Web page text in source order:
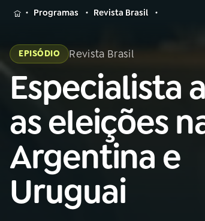
MENU
Buscar
na
Rádio
Nacional
AO VIVO
01 INÍCIO
02A RÁDIO
na
Rádio
Programas Revista Brasil
EPISÓDIO Revista Brasil
Especialista
as eleições
Argentina e
Uruguai